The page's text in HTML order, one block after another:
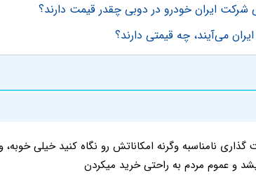
شرکت ایران خودرو در دوبی چقدر قیمت دارند؟
می‌آیند، چه قیمتی دارند؟
گذاری نامناسبه وگرنه امکاناتش رو نگاه کنید خیلی